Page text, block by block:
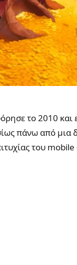
το 2010
πάνω από μια
του